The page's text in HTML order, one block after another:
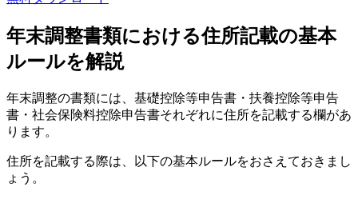
年末調整書類における住所記載の基本
ルールを解説
年末調整の書類には、基礎控除等申告書・扶養控除等申告
書・社会保険料控除申告書それぞれに住所を記載する欄があ
ります。
住所を記載する際は、以下の基本ルールをおさえておきまし
ょう。